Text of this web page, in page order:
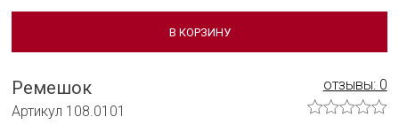
Система смены ремешка
В КОРЗИНУ
Ремешок
Артикул 108.0101
отзывы: 0